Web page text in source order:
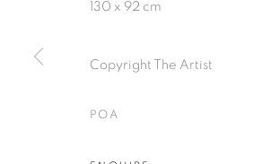
PRIVACY POLICY
130 x 92 cm
Copyright The Artist
POA